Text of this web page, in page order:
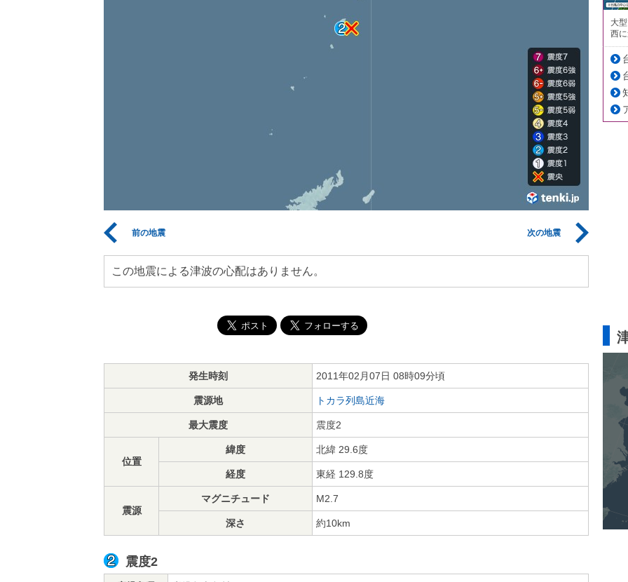
前の地震 次の地震
この地震による津波の心配はありません。
発生時刻 2011年02月07日 08時09分頃
震源地 トカラ列島近海
最大震度 震度2
位置
緯度 北緯 29.6度
経度 東経 129.8度
震源
マグニチュード M2.7
深さ 約10km
震度2
大
西